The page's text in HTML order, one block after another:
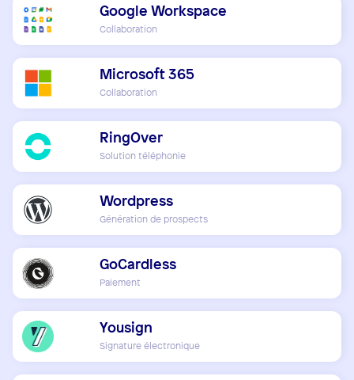
Google Workspace
Collaboration
Microsoft 365
Collaboration
RingOver
Solution téléphonie
Wordpress
Génération de prospects
GoCardless
Paiement
Yousign
Signature électronique